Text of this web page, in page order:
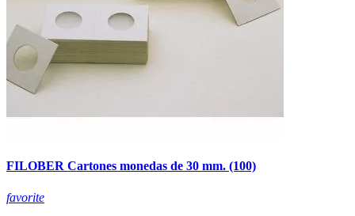
FILOBER Cartones monedas de 30 mm. (100)
favorite